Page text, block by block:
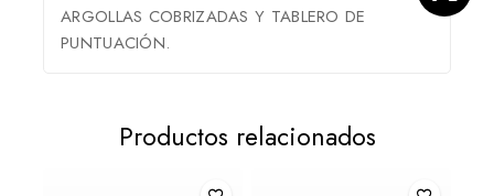
ARGOLLAS COBRIZADAS Y TABLERO DE
PUNTUACIÓN.
Productos relacionados